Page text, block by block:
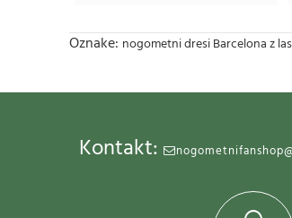
Oznake: nogometni dresi Barcelona z
Kontakt: